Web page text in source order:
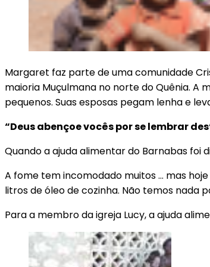
Margaret faz parte de uma comunidade
maioria Muçulmana no norte do Quênia. A
pequenos. Suas esposas pegam lenha e
“Deus abençoe vocês por se lembrar
Quando a ajuda alimentar do Barnabas foi
A fome tem incomodado muitos … mas
litros de óleo de cozinha. Não temos nada
Para a membro da igreja Lucy, a ajuda